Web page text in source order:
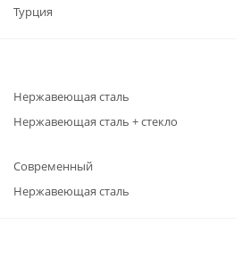
Турция
Нержавеющая сталь
Нержавеющая сталь + стекло
Современный
Нержавеющая сталь